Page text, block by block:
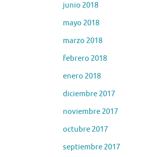
junio 2018
mayo 2018
marzo 2018
febrero 2018
enero 2018
diciembre 2017
noviembre 2017
octubre 2017
septiembre 2017